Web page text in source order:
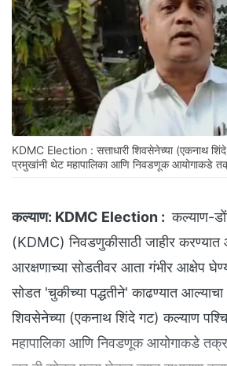
KDMC Election : सत्ताधारी शिवसेनेच्या (एकनाथ
प्रमुखांनी थेट महापालिका आणि निवडणूक आयोगाकडे
कल्याण: KDMC Election : कल्याण-
(KDMC) निवडणुकीसाठी जाहीर करण्यात
आरक्षणाच्या सोडतीवर आता गंभीर आक्षेप
सोडत 'चुकीच्या पद्धतीने' काढण्यात
शिवसेनेच्या (एकनाथ शिंदे गट) कल्याण
महापालिका आणि निवडणूक आयोगाकडे